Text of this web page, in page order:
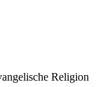
Religion